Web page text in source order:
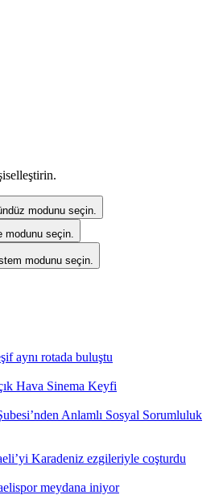
modunu seçin.
modunu seçin.
modunu seçin.
aynı rotada buluştu
Hava Sinema Keyfi
Anlamlı Sosyal Sorumluluk
Karadeniz ezgileriyle coşturdu
meydana iniyor